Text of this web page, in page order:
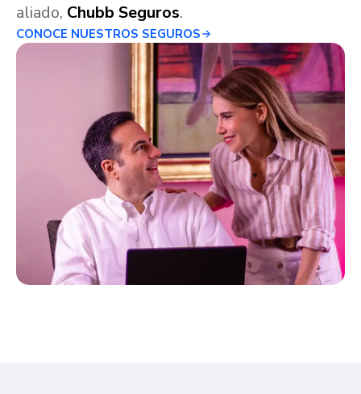
aliado, Chubb Seguros.
CONOCE NUESTROS SEGUROS